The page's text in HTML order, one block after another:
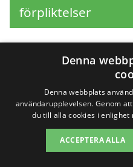
förpliktelser
Sök efter en
Denna
Denna webbplats
användarupplevelsen. Genom
du till alla cookies i enlighet
ACCEPTERA ALLA